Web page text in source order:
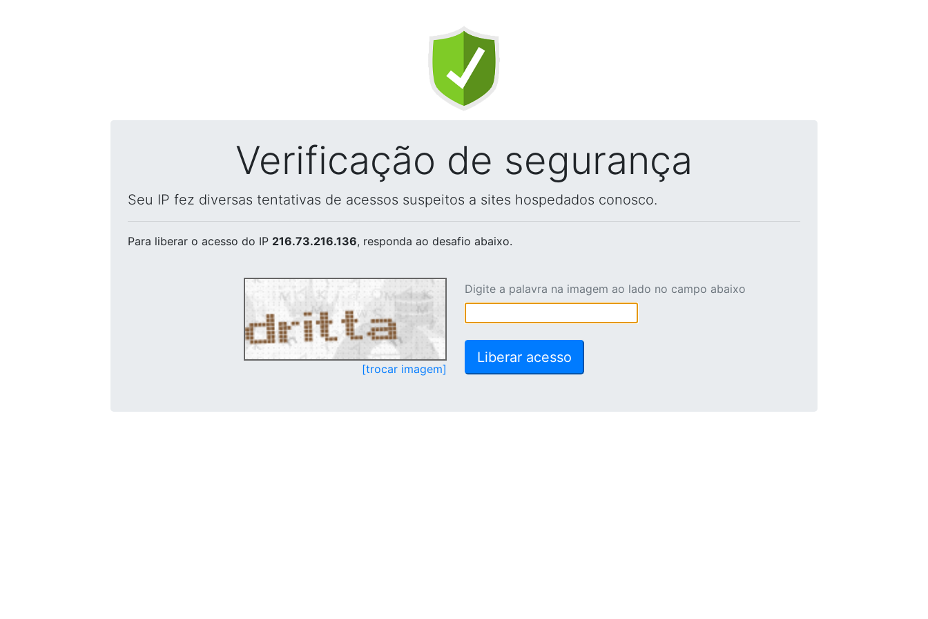
Verificação de segurança
Seu IP fez diversas tentativas de acessos suspeitos a sites hospedados conosco.
Para liberar o acesso do IP 216.73.216.136, responda ao desafio abaixo.
[trocar imagem]
Digite a palavra na imagem ao lado no campo abaixo